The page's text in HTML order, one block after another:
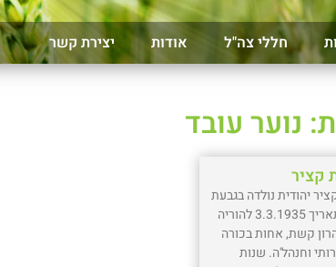
חללי צה"ל אודות יצירת קשר
נוער עובד
קציר
יהודית נולדה בגבעת
ברנר בתאריך 3.3.1935 להוריה
קשת, אחות בכורה
וחנהל'ה. שנות